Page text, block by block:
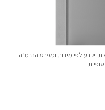
ייקבע לפי מידות ומפרט ההזמנה